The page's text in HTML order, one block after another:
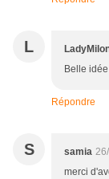
L
Belle
Répondre
S samia
merci